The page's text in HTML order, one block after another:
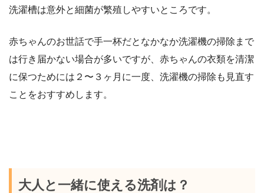
洗濯槽は意外と細菌が繁殖しやすいところです。
赤ちゃんのお世話で手一杯だとなかなか洗濯機の掃除まで
は行き届かない場合が多いですが、赤ちゃんの衣類を清潔
に保つためには２〜３ヶ月に一度、洗濯機の掃除も見直す
ことをおすすめします。
大人と一緒に使える洗剤は？